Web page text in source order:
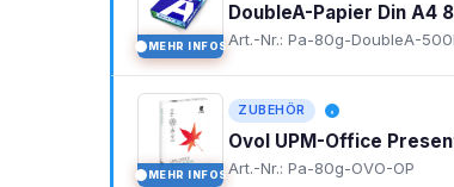
MEHR INFOS
DoubleA-Papier Din A4
Art.-Nr.: Pa-80g-DoubleA-
MEHR INFOS
ZUBEHÖR
Ovol UPM-Office
Art.-Nr.: Pa-80g-OVO-OP